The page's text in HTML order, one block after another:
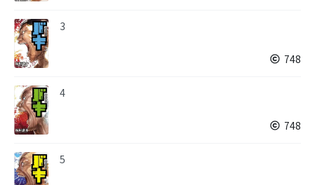
3
748
4
748
5